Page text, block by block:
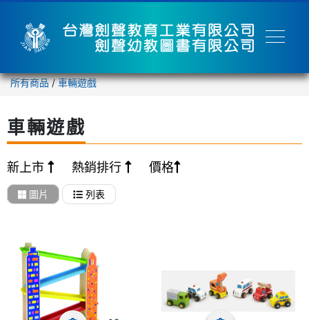
所有商品/車輛遊戲
車輛遊戲
新上市 熱銷排行 價格
圖片 列表